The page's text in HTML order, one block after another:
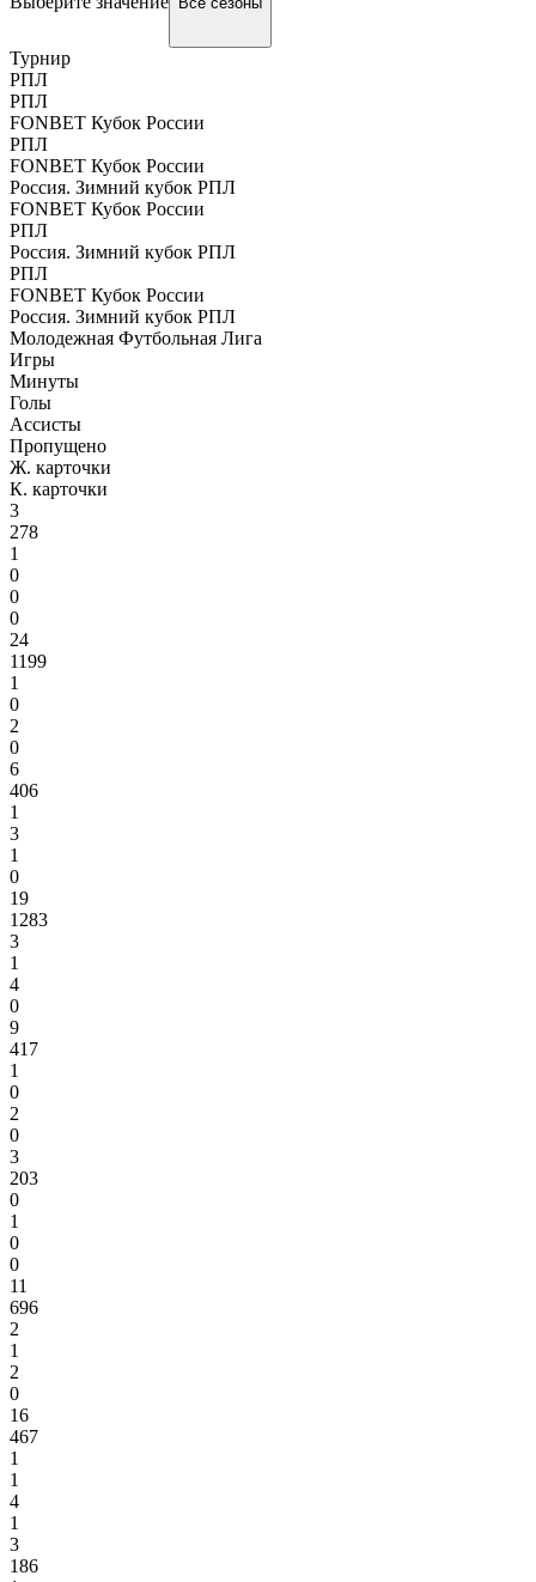
Турнир
РПЛ
РПЛ
FONBET Кубок России
РПЛ
FONBET Кубок России
Россия. Зимний кубок РПЛ
FONBET Кубок России
РПЛ
Россия. Зимний кубок РПЛ
РПЛ
FONBET Кубок России
Россия. Зимний кубок РПЛ
Молодежная Футбольная Лига
Игры
Минуты
Голы
Ассисты
Пропущено
Ж. карточки
К. карточки
3
278
1
0
0
0
24
1199
1
0
2
0
6
406
1
3
1
0
19
1283
3
1
4
0
9
417
1
0
2
0
3
203
0
1
0
0
11
696
2
1
2
0
16
467
1
1
4
1
3
186